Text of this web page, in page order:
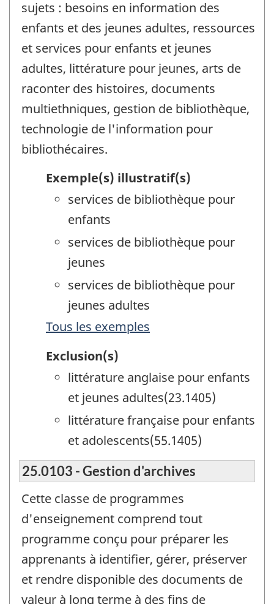
sujets : besoins en information des
enfants et des jeunes adultes, ressources
et services pour enfants et jeunes
adultes, littérature pour jeunes, arts de
raconter des histoires, documents
multiethniques, gestion de bibliothèque,
technologie de l'information pour
bibliothécaires.
Exemple(s) illustratif(s)
services de bibliothèque pour
enfants
services de bibliothèque pour
jeunes
services de bibliothèque pour
jeunes adultes
Tous les exemples
Exclusion(s)
littérature anglaise pour enfants
et jeunes adultes(23.1405)
littérature française pour enfants
et adolescents(55.1405)
25.0103 - Gestion d'archives
Cette classe de programmes
d'enseignement comprend tout
programme conçu pour préparer les
apprenants à identifier, gérer, préserver
et rendre disponible des documents de
valeur à long terme à des fins de